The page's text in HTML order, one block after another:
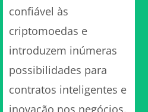
confiável às
criptomoedas e
introduzem inúmeras
possibilidades para
contratos inteligentes e